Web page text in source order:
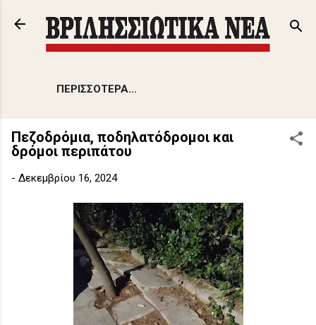
Μετάβαση στο κύριο περιεχόμενο
ΠΕΡΙΣΣΌΤΕΡΑ…
Πεζοδρόμια, ποδηλατόδρομοι και
δρόμοι περιπάτου
- Δεκεμβρίου 16, 2024